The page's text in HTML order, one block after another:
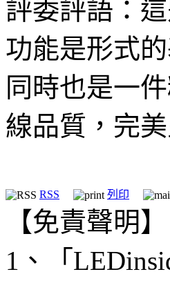
評委評語：
功能是形式
同時也是一
線品質，完
RSS 列印
【免責聲明】
1、「